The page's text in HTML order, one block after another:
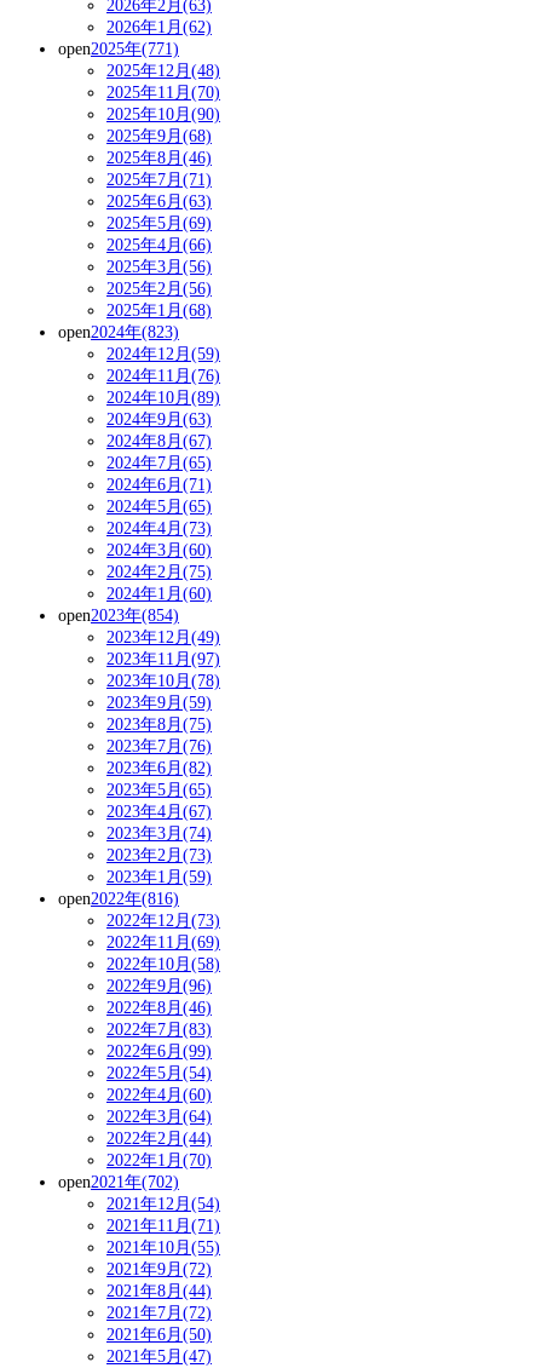
2026年2月(63)
2026年1月(62)
open2025年(771)
2025年12月(48)
2025年11月(70)
2025年10月(90)
2025年9月(68)
2025年8月(46)
2025年7月(71)
2025年6月(63)
2025年5月(69)
2025年4月(66)
2025年3月(56)
2025年2月(56)
2025年1月(68)
open2024年(823)
2024年12月(59)
2024年11月(76)
2024年10月(89)
2024年9月(63)
2024年8月(67)
2024年7月(65)
2024年6月(71)
2024年5月(65)
2024年4月(73)
2024年3月(60)
2024年2月(75)
2024年1月(60)
open2023年(854)
2023年12月(49)
2023年11月(97)
2023年10月(78)
2023年9月(59)
2023年8月(75)
2023年7月(76)
2023年6月(82)
2023年5月(65)
2023年4月(67)
2023年3月(74)
2023年2月(73)
2023年1月(59)
open2022年(816)
2022年12月(73)
2022年11月(69)
2022年10月(58)
2022年9月(96)
2022年8月(46)
2022年7月(83)
2022年6月(99)
2022年5月(54)
2022年4月(60)
2022年3月(64)
2022年2月(44)
2022年1月(70)
open2021年(702)
2021年12月(54)
2021年11月(71)
2021年10月(55)
2021年9月(72)
2021年8月(44)
2021年7月(72)
2021年6月(50)
2021年5月(47)